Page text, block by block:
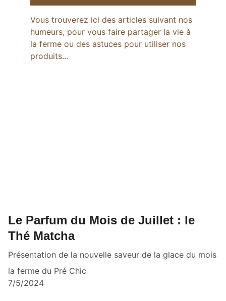
Vous trouverez ici des articles suivant nos
humeurs, pour vous faire partager la vie à
la ferme ou des astuces pour utiliser nos
produits...
Le Parfum du Mois de Juillet : le
Thé Matcha
Présentation de la nouvelle saveur de la glace du mois
la ferme du Pré Chic
7/5/2024